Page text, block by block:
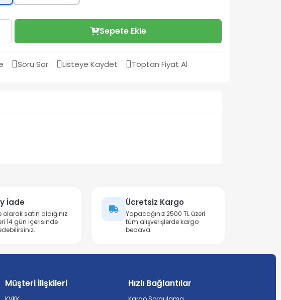
Sepete Ekle
Soru Sor Listeye Kaydet Toptan Fiyat Al
İade
olarak satın aldığınız
14 gün içerisinde
Ücretsiz Kargo
Yapacağınız 2500 TL üzeri
tüm alışverişlerde kargo
bedava.
Müşteri İlişkileri Hızlı Bağlantılar